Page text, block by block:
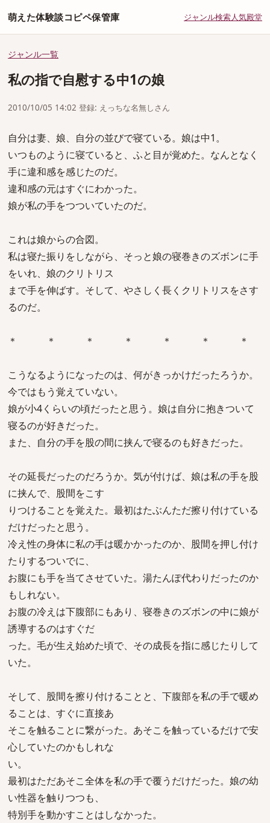
萌えた体験談コピペ保管庫 ジャンル検索人気殿堂
ジャンル一覧
私の指で自慰する中1の娘
2010/10/05 14:02 登録: えっちな名無しさん
自分は妻、娘、自分の並びで寝ている。娘は中1。
いつものように寝ていると、ふと目が覚めた。なんとなく
手に違和感を感じたのだ。
違和感の元はすぐにわかった。
娘が私の手をつついていたのだ。
これは娘からの合図。
私は寝た振りをしながら、そっと娘の寝巻きのズボンに手
をいれ、娘のクリトリス
まで手を伸ばす。そして、やさしく長くクリトリスをさす
るのだ。
＊ ＊ ＊ ＊ ＊ ＊ ＊
こうなるようになったのは、何がきっかけだったろうか。
今ではもう覚えていない。
娘が小4くらいの頃だったと思う。娘は自分に抱きついて
寝るのが好きだった。
また、自分の手を股の間に挟んで寝るのも好きだった。
その延長だったのだろうか。気が付けば、娘は私の手を股
に挟んで、股間をこす
りつけることを覚えた。最初はたぶんただ擦り付けている
だけだったと思う。
冷え性の身体に私の手は暖かかったのか、股間を押し付け
たりするついでに、
お腹にも手を当てさせていた。湯たんぽ代わりだったのか
もしれない。
お腹の冷えは下腹部にもあり、寝巻きのズボンの中に娘が
誘導するのはすぐだ
った。毛が生え始めた頃で、その成長を指に感じたりして
いた。
そして、股間を擦り付けることと、下腹部を私の手で暖め
ることは、すぐに直接あ
そこを触ることに繋がった。あそこを触っているだけで安
心していたのかもしれな
い。
最初はただあそこ全体を私の手で覆うだけだった。娘の幼
い性器を触りつつも、
特別手を動かすことはしなかった。